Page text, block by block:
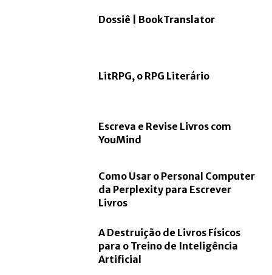
Dossiê | BookTranslator
LitRPG, o RPG Literário
Escreva e Revise Livros com
YouMind
Como Usar o Personal Computer
da Perplexity para Escrever
Livros
A Destruição de Livros Físicos
para o Treino de Inteligência
Artificial